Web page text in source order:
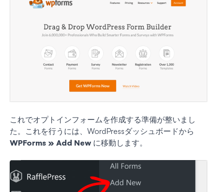
これでオプトインフォームを作成する準備が整いまし
た。これを行うには、WordPressダッシュボードから
WPForms » Add New に移動します。